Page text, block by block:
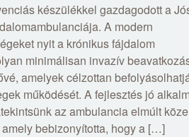
készülékkel gazdagodott a
A modern
nyit a krónikus fájdalom
minimálisan invazív
amelyek célzottan
működését. A fejlesztés jó
az ambulancia elmúlt
bebizonyította, hogy a […]